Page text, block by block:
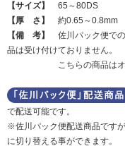
【サイズ】
65～80DS
【厚 さ】
約0.65～0.8mm
【備 考】
佐川パック便で
品は受け付けておりません。
こちらの商品はオプシ
で配送可能です。
※佐川パック便配送商品です
に切り替える事ができます。